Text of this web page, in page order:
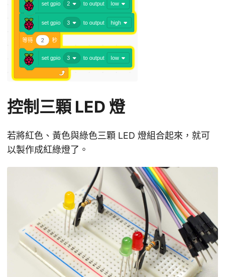
控制三顆 LED 燈
若將紅色、黃色與綠色三顆 LED 燈組合起來，就可
以製作成紅綠燈了。